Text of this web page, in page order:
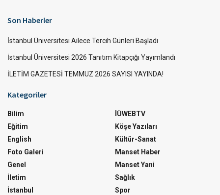
Son Haberler
İstanbul Üniversitesi Ailece Tercih Günleri Başladı
İstanbul Üniversitesi 2026 Tanıtım Kitapçığı Yayımlandı
İLETİM GAZETESİ TEMMUZ 2026 SAYISI YAYINDA!
Kategoriler
Bilim
Eğitim
English
Foto Galeri
Genel
İletim
İstanbul
İÜWEBTV
Köşe Yazıları
Kültür-Sanat
Manset Haber
Manset Yani
Sağlık
Spor